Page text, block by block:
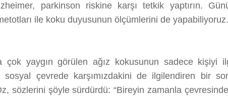
parkinson riskine karşı tetkik yaptırın.
ile koku duyusunun ölçümlerini de
çok yaygın görülen ağız kokusunun sadece kişiyi
sosyal çevrede karşımızdakini de ilgilendiren bir
sözlerini şöyle sürdürdü: “Bireyin zamanla